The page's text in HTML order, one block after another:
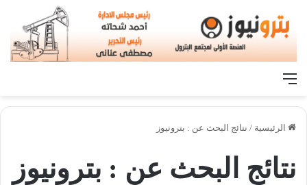
القائمة
الرئيسية / نتائج البحث عن : بترونيوز
نتائج البحث عن : بترونيوز